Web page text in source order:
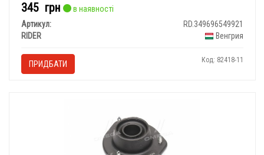
345 грн
в наявності
Артикул:
RD.349696549921
RIDER
Венгрия
ПРИДБАТИ Код: 82418-11